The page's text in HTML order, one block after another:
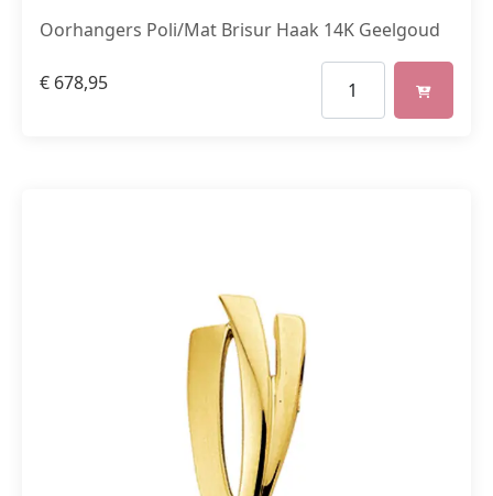
Oorhangers Poli/Mat Brisur Haak 14K Geelgoud
€ 678,95